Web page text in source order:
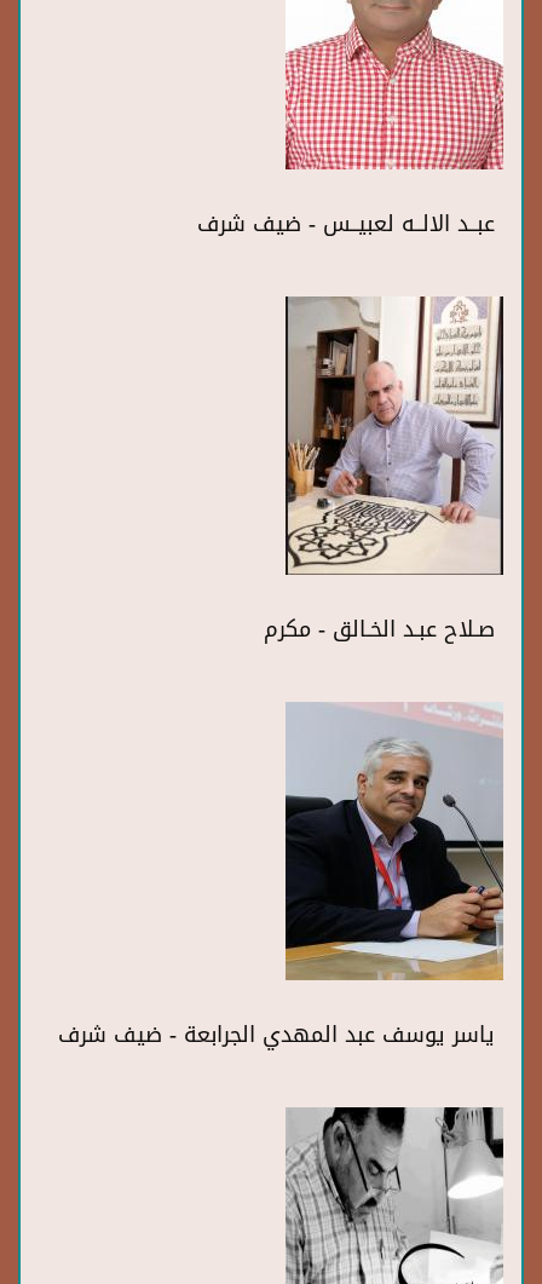
عبــد الالــه لعبيــس - ضيف شرف
صـلاح عبـد الخـالق - مكرم
ياسر يوسف عبد المهدي الجرابعة - ضيف شرف